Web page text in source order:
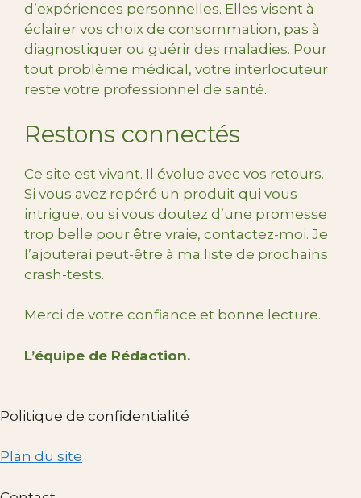
d’expériences personnelles. Elles visent à
éclairer vos choix de consommation, pas à
diagnostiquer ou guérir des maladies. Pour
tout problème médical, votre interlocuteur
reste votre professionnel de santé.
Restons connectés
Ce site est vivant. Il évolue avec vos retours.
Si vous avez repéré un produit qui vous
intrigue, ou si vous doutez d’une promesse
trop belle pour être vraie, contactez-moi. Je
l’ajouterai peut-être à ma liste de prochains
crash-tests.
Merci de votre confiance et bonne lecture.
L’équipe de Rédaction.
Politique de confidentialité
Plan du site